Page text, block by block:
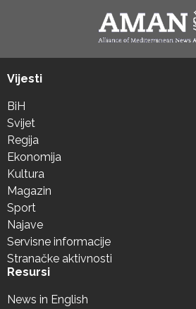
Vijesti
BiH
Svijet
Regija
Ekonomija
Kultura
Magazin
Sport
Najave
Servisne informacije
Stranačke aktivnosti
Resursi
News in English